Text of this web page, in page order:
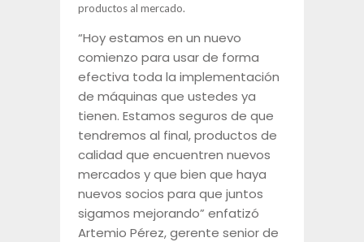
productos al mercado.
“Hoy estamos en un nuevo
comienzo para usar de forma
efectiva toda la implementación
de máquinas que ustedes ya
tienen. Estamos seguros de que
tendremos al final, productos de
calidad que encuentren nuevos
mercados y que bien que haya
nuevos socios para que juntos
sigamos mejorando” enfatizó
Artemio Pérez, gerente senior de